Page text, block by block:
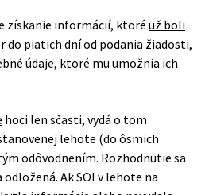
získanie informácií, ktoré už boli
do piatich dní od podania žiadosti,
údaje, ktoré mu umožnia ich
hoci len sčasti, vydá o tom
lehote (do ôsmich
odôvodnením. Rozhodnutie sa
Ak SOI v lehote na